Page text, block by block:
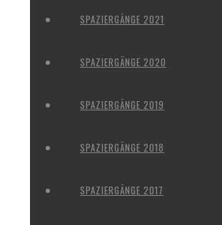
SPAZIERGÄNGE 2021
SPAZIERGÄNGE 2020
SPAZIERGÄNGE 2019
SPAZIERGÄNGE 2018
SPAZIERGÄNGE 2017